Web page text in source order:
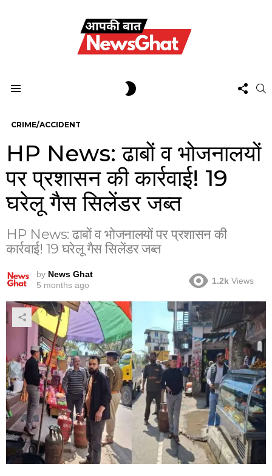
US
CRIME/ACCIDENT
HP News: ढाबों व भोजनालयों
पर प्रशासन की कार्रवाई! 19
घरेलू गैस सिलेंडर जब्त
HP News: ढाबों व भोजनालयों पर प्रशासन की
कार्रवाई! 19 घरेलू गैस सिलेंडर जब्त
by News Ghat
5 months ago
1.2k Views